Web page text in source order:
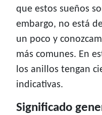
que estos sueños
embargo, no está
un poco y
más comunes. En
los anillos tengan
indicativas.
Significado